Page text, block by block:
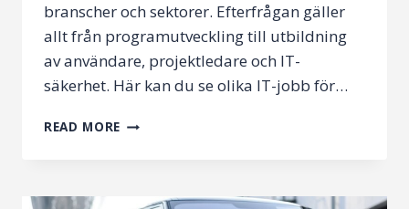
branscher och sektorer. Efterfrågan gäller
allt från programutveckling till utbildning
av användare, projektledare och IT-
säkerhet. Här kan du se olika IT-jobb för…
READ MORE HUR
INOM